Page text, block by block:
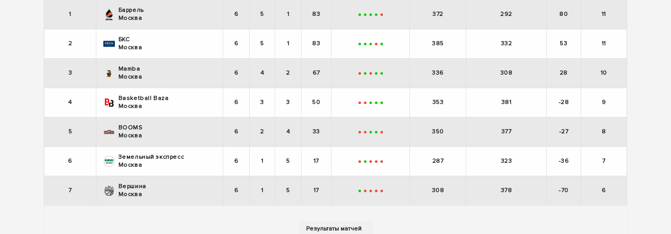
1
Баррель
Москва
6 5 1 83 + + + + - 372 292 80 11
2
БКС
Москва
6 5 1 83 + + + - + 385 332 53 11
3
Mamba
Москва
6 4 2 67 - + - + + 336 308 28 10
4
Basketball Baza
Москва
6 3 3 50 - - + + + 353 381 -28 9
5
BOOMS
Москва
6 2 4 33 - - + + - 350 377 -27 8
6
Земельный экспресс
Москва
6 1 5 17 - + - - - 287 323 -36 7
7
Вершина
Москва
6 1 5 17 + - - - - 308 378 -70 6